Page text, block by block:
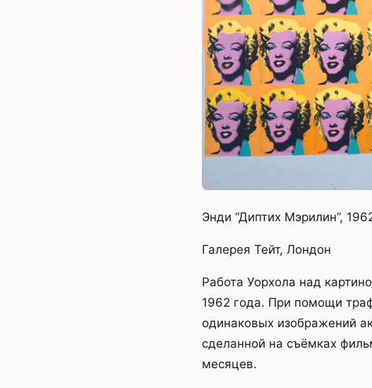
Энди “Диптих Мэрилин”,
Галерея Тейт, Лондон
Работа Уорхола над
1962 года. При помощи
одинаковых изображений
сделанной на съёмках
месяцев.